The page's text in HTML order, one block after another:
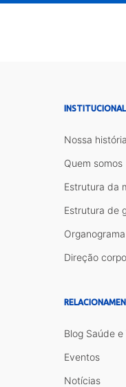
INSTITUCIONAL
Nossa história
Quem somos
Estrutura da
Estrutura de
Direção
Blog Saúde e
Eventos
Notícias